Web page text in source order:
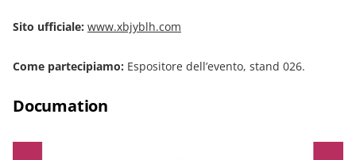
Sito ufficiale: www.xbjyblh.com
Come partecipiamo: Espositore dell’evento, stand 026.
Documation